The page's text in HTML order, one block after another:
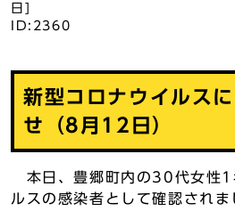
日]
ID:2360
新型コロナウイルス
せ（8月12日）
本日、豊郷町内の30代女性1
ルスの感染者として確認され